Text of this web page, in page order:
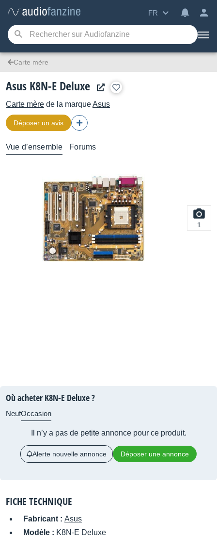
FR
Carte mère
Asus K8N-E Deluxe
Carte mère de la marqueAsus
Déposer un avis
Vue d’ensemble Forums
1
Où acheter K8N-E Deluxe ?
NeufOccasion
Il n’y a pas de petite annonce pour ce produit.
Alerte nouvelle annonce Déposer une annonce
FICHE TECHNIQUE
Fabricant : Asus
Modèle : K8N-E Deluxe